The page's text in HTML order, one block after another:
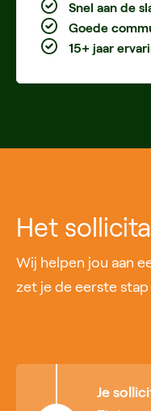
Snel aan de
Goede
15+ jaar
Het
Wij helpen jou aan
zet je de eerste
Je